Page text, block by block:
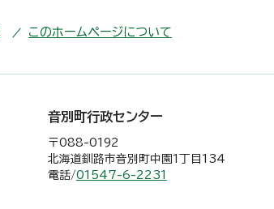
このホームページについて
音別町行政センター
〒088-0192
北海道釧路市音別町中園1丁目134
電話/01547-6-2231